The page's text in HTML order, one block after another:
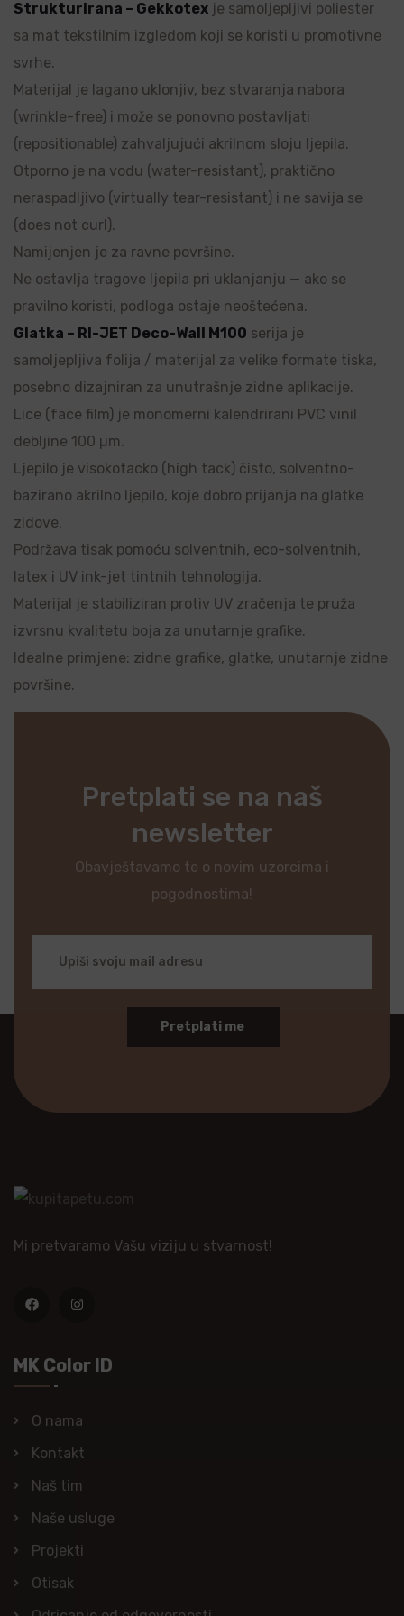
Strukturirana – Gekkotex je samoljepljivi poliester
sa mat tekstilnim izgledom koji se koristi u promotivne
svrhe.
Materijal je lagano uklonjiv, bez stvaranja nabora
(wrinkle-free) i može se ponovno postavljati
(repositionable) zahvaljujući akrilnom sloju ljepila.
Otporno je na vodu (water-resistant), praktično
neraspadljivo (virtually tear-resistant) i ne savija se
(does not curl).
Namijenjen je za ravne površine.
Ne ostavlja tragove ljepila pri uklanjanju — ako se
pravilno koristi, podloga ostaje neoštećena.
Glatka – RI-JET Deco-Wall M100 serija je
samoljepljiva folija / materijal za velike formate tiska,
posebno dizajniran za unutrašnje zidne aplikacije.
Lice (face film) je monomerni kalendrirani PVC vinil
debljine 100 µm.
Ljepilo je visokotacko (high tack) čisto, solventno-
bazirano akrilno ljepilo, koje dobro prijanja na glatke
zidove.
Podržava tisak pomoću solventnih, eco-solventnih,
latex i UV ink-jet tintnih tehnologija.
Materijal je stabiliziran protiv UV zračenja te pruža
izvrsnu kvalitetu boja za unutarnje grafike.
Idealne primjene: zidne grafike, glatke, unutarnje zidne
površine.
Pretplati se na naš
newsletter
Obavještavamo te o novim uzorcima i
pogodnostima!
Pretplati me
Mi pretvaramo Vašu viziju u stvarnost!
MK Color ID
O nama
Kontakt
Naš tim
Naše usluge
Projekti
Otisak